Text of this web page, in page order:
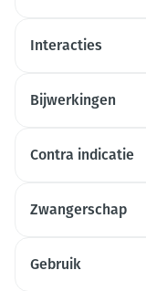
Interacties
Bijwerkingen
Contra indicatie
Zwangerschap
Gebruik